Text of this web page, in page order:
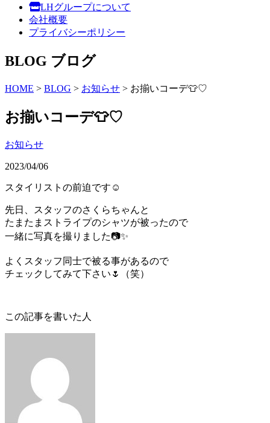
LHグループについて
会社概要
プライバシーポリシー
BLOG ブログ
HOME > BLOG > お知らせ > お揃いコーデ👕♡
お揃いコーデ👕♡
お知らせ
2023/04/06
スタイリストの前迫です︎︎☺︎
先日、スタッフのさくらちゃんと
たまたまストライプのシャツが被ったので
一緒に写真を撮りました📷✨
よくスタッフ同士で被る事があるので
チェックしてみて下さい🌷（笑）
この記事を書いた人